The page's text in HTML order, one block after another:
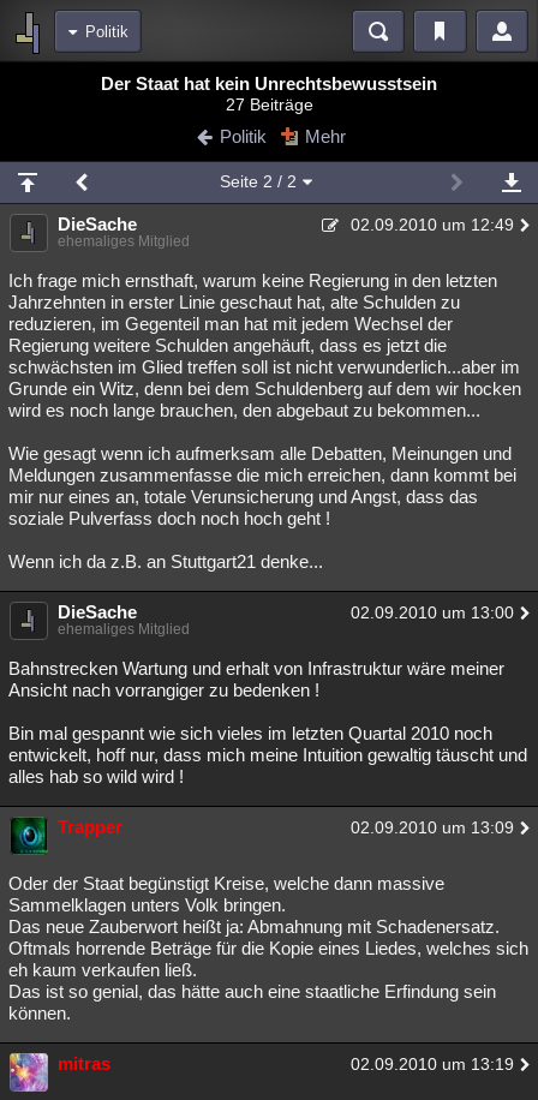
Politik
Blogs
Chat Wiki Neuigkeiten
meine Rubriken
Menschen Wissenschaft Mystery Kriminalfälle
Spiritualität Verschwörungen Technologie Ufologie
Natur Umfragen Unterhaltung
weitere Rubriken
Philosophie Träume Orte Esoterik Literatur
Astronomie Helpdesk Gruppen Gaming Filme
Musik Clash Verbesserungen Allmystery English
Übersichten
Besucht Teilgenommen Alle Neue
Lesenswert
Der Staat hat kein Unrechtsbewusstsein
27 Beiträge
Politik Mehr
Seite 2 / 2
DieSache 02.09.2010 um 12:49
ehemaliges Mitglied
Ich frage mich ernsthaft, warum keine Regierung in den letzten
Jahrzehnten in erster Linie geschaut hat, alte Schulden zu
reduzieren, im Gegenteil man hat mit jedem Wechsel der
Regierung weitere Schulden angehäuft, dass es jetzt die
schwächsten im Glied treffen soll ist nicht verwunderlich...aber im
Grunde ein Witz, denn bei dem Schuldenberg auf dem wir hocken
wird es noch lange brauchen, den abgebaut zu bekommen...
Wie gesagt wenn ich aufmerksam alle Debatten, Meinungen und
Meldungen zusammenfasse die mich erreichen, dann kommt bei
mir nur eines an, totale Verunsicherung und Angst, dass das
soziale Pulverfass doch noch hoch geht !
Wenn ich da z.B. an Stuttgart21 denke...
DieSache 02.09.2010 um 13:00
ehemaliges Mitglied
Bahnstrecken Wartung und erhalt von Infrastruktur wäre meiner
Ansicht nach vorrangiger zu bedenken !
Bin mal gespannt wie sich vieles im letzten Quartal 2010 noch
entwickelt, hoff nur, dass mich meine Intuition gewaltig täuscht und
alles hab so wild wird !
Trapper 02.09.2010 um 13:09
Oder der Staat begünstigt Kreise, welche dann massive
Sammelklagen unters Volk bringen.
Das neue Zauberwort heißt ja: Abmahnung mit Schadenersatz.
Oftmals horrende Beträge für die Kopie eines Liedes, welches sich
eh kaum verkaufen ließ.
Das ist so genial, das hätte auch eine staatliche Erfindung sein
können.
mitras 02.09.2010 um 13:19